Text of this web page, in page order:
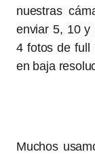
nuestras
enviar 5, 10 y
4 fotos de full
en baja
Muchos